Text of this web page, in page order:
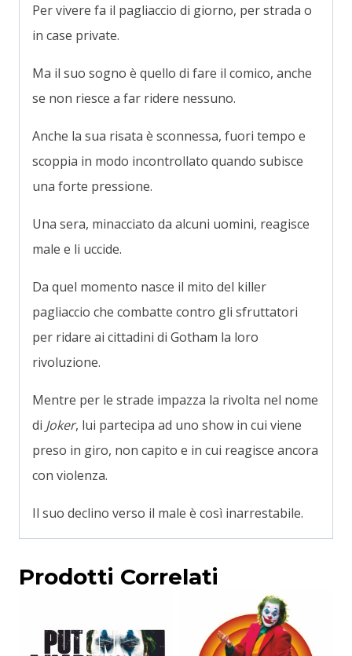
Per vivere fa il pagliaccio di giorno, per strada o
in case private.
Ma il suo sogno è quello di fare il comico, anche
se non riesce a far ridere nessuno.
Anche la sua risata è sconnessa, fuori tempo e
scoppia in modo incontrollato quando subisce
una forte pressione.
Una sera, minacciato da alcuni uomini, reagisce
male e li uccide.
Da quel momento nasce il mito del killer
pagliaccio che combatte contro gli sfruttatori
per ridare ai cittadini di Gotham la loro
rivoluzione.
Mentre per le strade impazza la rivolta nel nome
di Joker, lui partecipa ad uno show in cui viene
preso in giro, non capito e in cui reagisce ancora
con violenza.
Il suo declino verso il male è così inarrestabile.
Prodotti Correlati